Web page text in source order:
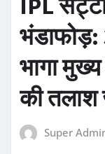
भागा
की तलाश
Super